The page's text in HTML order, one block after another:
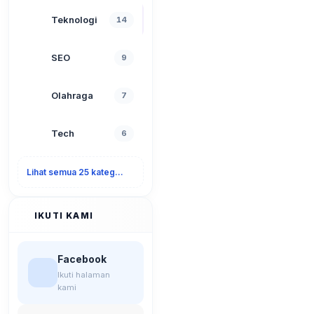
Teknologi 14
SEO 9
Olahraga 7
Tech 6
Lihat semua 25 kategori
IKUTI KAMI
Facebook
Ikuti halaman
kami